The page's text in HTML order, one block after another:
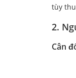
tùy
2.
Cân